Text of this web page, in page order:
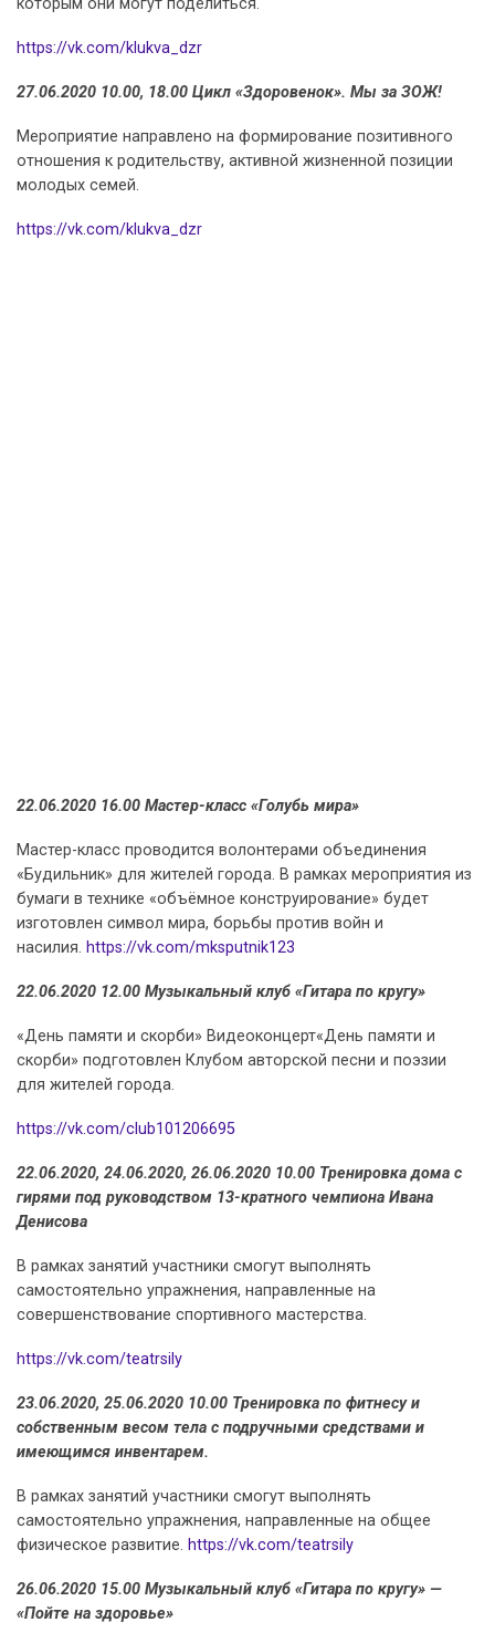
которым они могут поделиться.
https://vk.com/klukva_dzr
27.06.2020 10.00, 18.00 Цикл «Здоровенок». Мы за ЗОЖ!
Мероприятие направлено на формирование позитивного
отношения к родительству, активной жизненной позиции
молодых семей.
https://vk.com/klukva_dzr
22.06.2020 16.00 Мастер-класс «Голубь мира»
Мастер-класс проводится волонтерами объединения
«Будильник» для жителей города. В рамках мероприятия из
бумаги в технике «объёмное конструирование» будет
изготовлен символ мира, борьбы против войн и
насилия. https://vk.com/mksputnik123
22.06.2020 12.00 Музыкальный клуб «Гитара по кругу»
«День памяти и скорби» Видеоконцерт«День памяти и
скорби» подготовлен Клубом авторской песни и поэзии
для жителей города.
https://vk.com/club101206695
22.06.2020, 24.06.2020, 26.06.2020 10.00 Тренировка дома с
гирями под руководством 13-кратного чемпиона Ивана
Денисова
В рамках занятий участники смогут выполнять
самостоятельно упражнения, направленные на
совершенствование спортивного мастерства.
https://vk.com/teatrsily
23.06.2020, 25.06.2020 10.00 Тренировка по фитнесу и
собственным весом тела с подручными средствами и
имеющимся инвентарем.
В рамках занятий участники смогут выполнять
самостоятельно упражнения, направленные на общее
физическое развитие. https://vk.com/teatrsily
26.06.2020 15.00 Музыкальный клуб «Гитара по кругу» —
«Пойте на здоровье»